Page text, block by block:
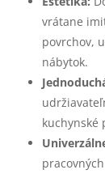
vrátane
povrchov,
nábytok.
kuchynské